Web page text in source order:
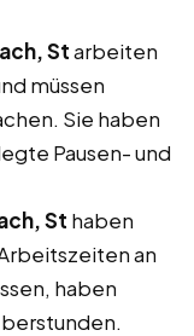
Starbeiten
müssen
Sie haben
Pausen- und
St haben
an
haben